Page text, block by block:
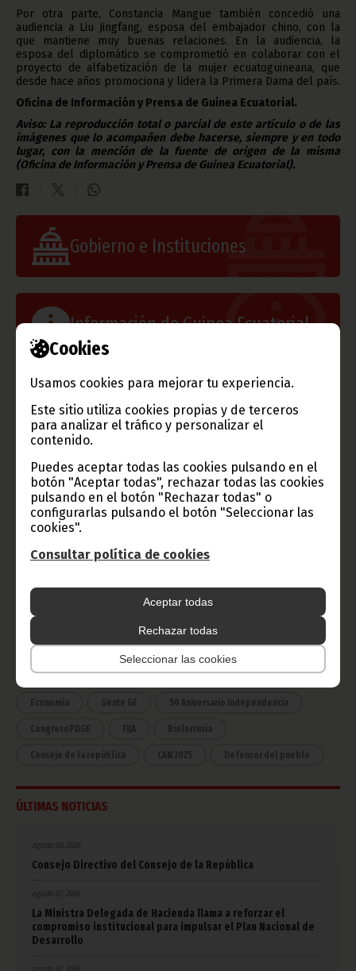
Cookies
Usamos cookies para mejorar tu experiencia.
Este sitio utiliza cookies propias y de terceros
para analizar el tráfico y personalizar el
contenido.
Puedes aceptar todas las cookies pulsando en el
botón "Aceptar todas", rechazar todas las cookies
pulsando en el botón "Rechazar todas" o
configurarlas pulsando el botón "Seleccionar las
cookies".
Consultar política de cookies
Aceptar todas
Rechazar todas
Seleccionar las cookies
Por otra parte, Constancia Mangue también concedió una
audiencia a Liu Jingfang, esposa del embajador chino, con la
que mantiene muy buenas relaciones. En la audiencia, la
esposa del diplomático se comprometió en colaborar con el
proyecto de alfabetización de la mujer ecuatoguineana, que
desde hace años promociona y lidera la Primera Dama del país.
Oficina de Información y Prensa de Guinea Ecuatorial.
Aviso: La reproducción total o parcial de este artículo o de las
imágenes que lo acompañen debe hacerse, siempre y en todo
lugar, con la mención de la fuente de origen de la misma
(Oficina de Información y Prensa de Guinea Ecuatorial).
Gobierno e Instituciones
Información de Guinea Ecuatorial
TVGE
Radio Nacional de Guinea
Ecuatorial
Haz click aquí para escuchar ahora
Noticias Gobierno
Presidencia
África
Deportes Vicepresidencia
COVID-19 Cultura Estadísticas CAN 2015
Economía Gente GE 50 Aniversario Independencia
CongresoPDGE FIJA Bielorrusia
Consejo de la república CAN 2025 Defensor del pueblo
ÚLTIMAS NOTICIAS
agosto 08, 2026
Consejo Directivo del Consejo de la República
agosto 07, 2026
La Ministra Delegada de Hacienda llama a reforzar el
compromiso institucional para impulsar el Plan Nacional de
Desarrollo